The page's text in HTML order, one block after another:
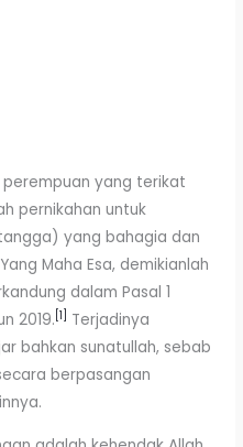
yang terikat
pernikahan untuk
yang bahagia dan
Maha Esa, demikianlah
dalam Pasal 1
2019. [1]
Terjadinya
bahkan sunatullah, sebab
berpasangan